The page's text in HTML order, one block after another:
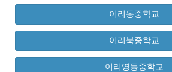
이리동중학교
이리북중학교
이리영등중학교